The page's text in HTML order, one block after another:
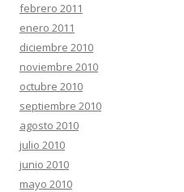
febrero 2011
enero 2011
diciembre 2010
noviembre 2010
octubre 2010
septiembre 2010
agosto 2010
julio 2010
junio 2010
mayo 2010